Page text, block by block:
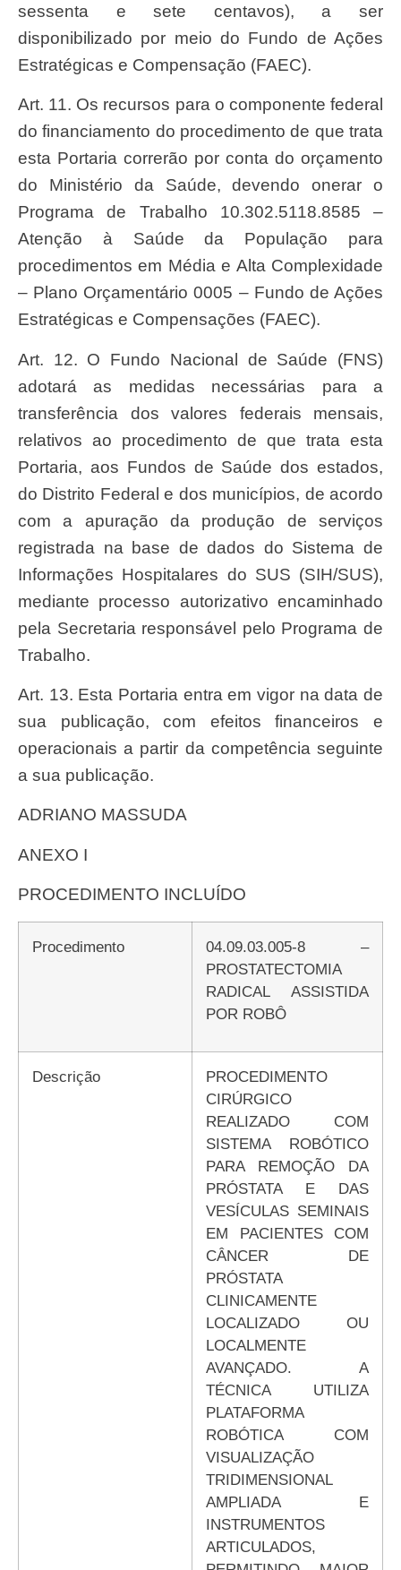
sessenta e sete centavos), a ser
disponibilizado por meio do Fundo de Ações
Estratégicas e Compensação (FAEC).
Art. 11. Os recursos para o componente federal
do financiamento do procedimento de que trata
esta Portaria correrão por conta do orçamento
do Ministério da Saúde, devendo onerar o
Programa de Trabalho 10.302.5118.8585 –
Atenção à Saúde da População para
procedimentos em Média e Alta Complexidade
– Plano Orçamentário 0005 – Fundo de Ações
Estratégicas e Compensações (FAEC).
Art. 12. O Fundo Nacional de Saúde (FNS)
adotará as medidas necessárias para a
transferência dos valores federais mensais,
relativos ao procedimento de que trata esta
Portaria, aos Fundos de Saúde dos estados,
do Distrito Federal e dos municípios, de acordo
com a apuração da produção de serviços
registrada na base de dados do Sistema de
Informações Hospitalares do SUS (SIH/SUS),
mediante processo autorizativo encaminhado
pela Secretaria responsável pelo Programa de
Trabalho.
Art. 13. Esta Portaria entra em vigor na data de
sua publicação, com efeitos financeiros e
operacionais a partir da competência seguinte
a sua publicação.
ADRIANO MASSUDA
ANEXO I
PROCEDIMENTO INCLUÍDO
Procedimento
04.09.03.005-8 –
PROSTATECTOMIA
RADICAL ASSISTIDA
POR ROBÔ
Descrição
PROCEDIMENTO
CIRÚRGICO
REALIZADO COM
SISTEMA ROBÓTICO
PARA REMOÇÃO DA
PRÓSTATA E DAS
VESÍCULAS SEMINAIS
EM PACIENTES COM
CÂNCER DE
PRÓSTATA
CLINICAMENTE
LOCALIZADO OU
LOCALMENTE
AVANÇADO. A
TÉCNICA UTILIZA
PLATAFORMA
ROBÓTICA COM
VISUALIZAÇÃO
TRIDIMENSIONAL
AMPLIADA E
INSTRUMENTOS
ARTICULADOS,